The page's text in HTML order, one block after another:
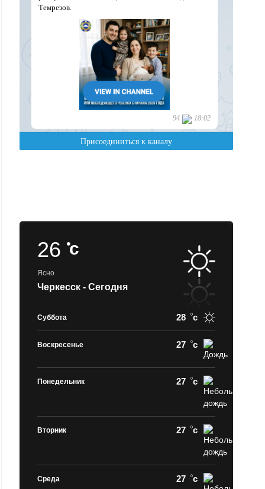
26c
Ясно
Черкесск - Сегодня
Суббота 28 c
Воскресенье 27 c
Понедельник 27 c
Вторник 27 c
Среда 27 c